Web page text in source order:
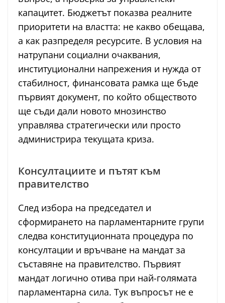
капацитет. Бюджетът показва реалните
приоритети на властта: не какво обещава,
а как разпределя ресурсите. В условия на
натрупани социални очаквания,
институционални напрежения и нужда от
стабилност, финансовата рамка ще бъде
първият документ, по който обществото
ще съди дали новото мнозинство
управлява стратегически или просто
администрира текущата криза.
Консултациите и пътят към
правителство
След избора на председател и
сформирането на парламентарните групи
следва конституционната процедура по
консултации и връчване на мандат за
съставяне на правителство. Първият
мандат логично отива при най-голямата
парламентарна сила. Тук въпросът не е